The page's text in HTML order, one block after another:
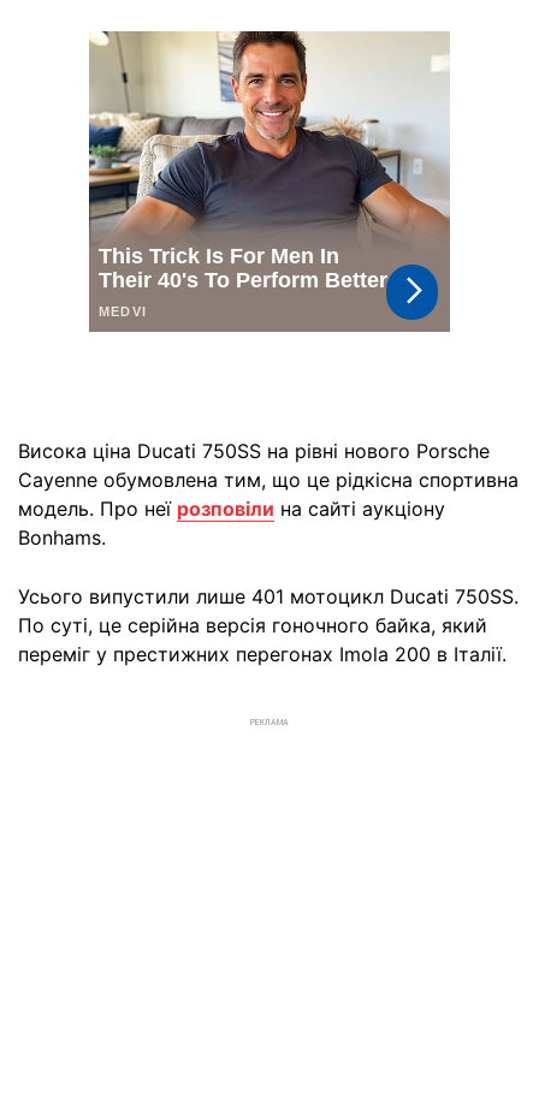
Висока ціна Ducati 750SS на рівні нового Porsche
Cayenne обумовлена тим, що це рідкісна спортивна
модель. Про неї розповіли на сайті аукціону
Bonhams.
Усього випустили лише 401 мотоцикл Ducati 750SS.
По суті, це серійна версія гоночного байка, який
переміг у престижних перегонах Imola 200 в Італії.
РЕКЛАМА